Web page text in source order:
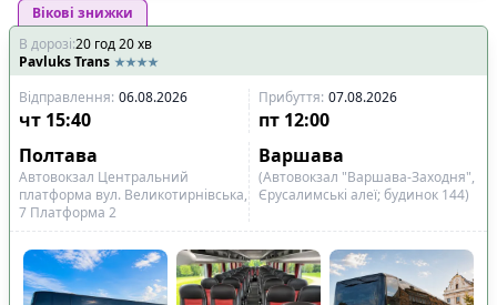
Вікові знижки
В дорозі:20 год20хв
Pavluks Trans
Відправлення: 06.08.2026 Прибуття: 07.08.2026
чт 15:40 пт 12:00
Полтава
Варшава
Автовокзал Центральний
платформа вул. Великотирнівська,
7 Платформа 2
(Автовокзал "Варшава-Заходня",
Єрусалимські алеї; будинок 144)